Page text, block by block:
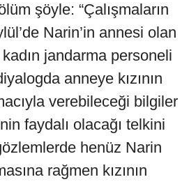
şöyle: “Çalışmaların
Narin’in annesi olan
jandarma personeli
anneye kızının
verebileceği bilgiler
faydalı olacağı telkini
henüz Narin
rağmen kızının